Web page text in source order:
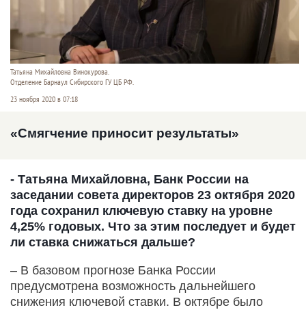
Татьяна Михайловна Винокурова.
Отделение Барнаул Сибирского ГУ ЦБ РФ.
23 ноября 2020 в 07:18
«Смягчение приносит результаты»
- Татьяна Михайловна, Банк России на
заседании совета директоров 23 октября 2020
года сохранил ключевую ставку на уровне
4,25% годовых. Что за этим последует и будет
ли ставка снижаться дальше?
– В базовом прогнозе Банка России
предусмотрена возможность дальнейшего
снижения ключевой ставки. В октябре было